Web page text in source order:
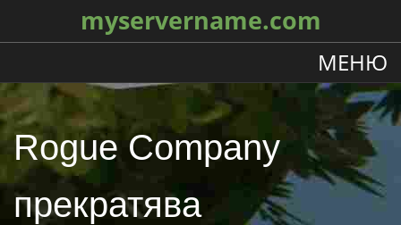
myservername.com
МЕНЮ
Rogue Company
прекратява